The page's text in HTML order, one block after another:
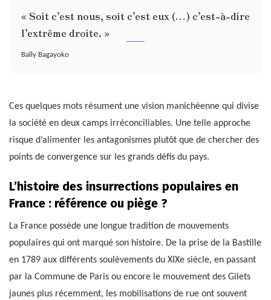
« Soit c’est nous, soit c’est eux (…) c’est-à-dire
l’extrême droite. »
Bally Bagayoko
Ces quelques mots résument une vision manichéenne qui divise
la société en deux camps irréconciliables. Une telle approche
risque d’alimenter les antagonismes plutôt que de chercher des
points de convergence sur les grands défis du pays.
L’histoire des insurrections populaires en
France : référence ou piège ?
La France possède une longue tradition de mouvements
populaires qui ont marqué son histoire. De la prise de la Bastille
en 1789 aux différents soulèvements du XIXe siècle, en passant
par la Commune de Paris ou encore le mouvement des Gilets
jaunes plus récemment, les mobilisations de rue ont souvent